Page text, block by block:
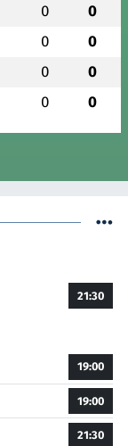
0 0
0 0
0 0
0 0
21:30
19:00
19:00
21:30